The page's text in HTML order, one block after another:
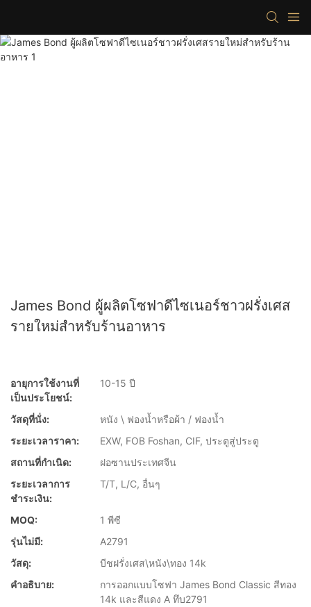
James Bond ผู้ผลิตโซฟาดีไซเนอร์ชาวฝรั่งเศส
รายใหม่สำหรับร้านอาหาร
อายุการใช้งานที่
เป็นประโยชน์:
10-15 ปี
วัสดุที่นั่ง:
หนัง \ ฟองน้ำหรือผ้า / ฟองน้ำ
ระยะเวลาราคา:
EXW, FOB Foshan, CIF, ประตูสู่ประตู
สถานที่กำเนิด:
ฝอซานประเทศจีน
ระยะเวลาการ
ชำระเงิน:
T/T, L/C, อื่นๆ
MOQ:
1 พีซี
รุ่นไม่มี:
A2791
วัสดุ:
บีชฝรั่งเศส\หนัง\ทอง 14k
คำอธิบาย:
การออกแบบโซฟา James Bond Classic สีทอง
14k และสีแดง A ทึบ2791